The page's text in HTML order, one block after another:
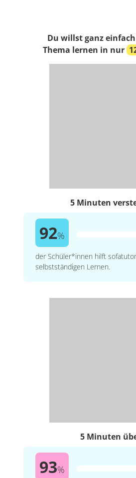
Du willst ganz
Thema lernen in nur
5 Minuten
92%
der Schüler*innen hilft
selbstständigen Lernen.
5 Minuten
93%